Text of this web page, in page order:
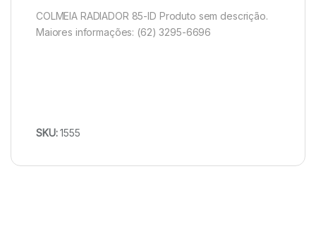
COLMEIA RADIADOR 85-ID Produto sem descrição.
Maiores informações: (62) 3295-6696
SKU:1555